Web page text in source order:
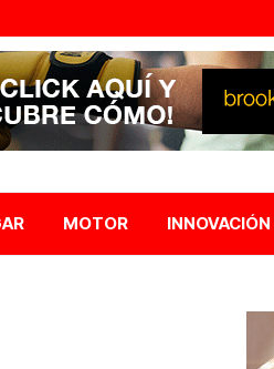
MOTOR INNOVACIÓN